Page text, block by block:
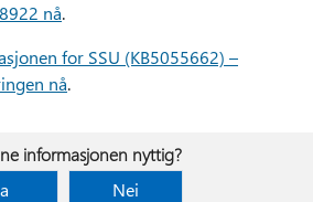
nå.
for SSU (KB5055662) –
nå.
informasjonen nyttig?
Nei